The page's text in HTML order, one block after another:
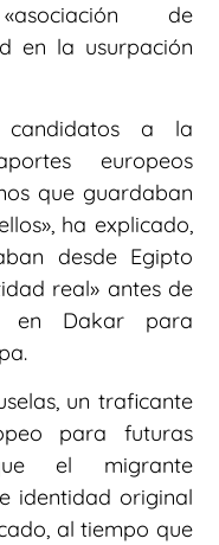
de
en la usurpación
a la
europeos
que guardaban
ha explicado,
desde Egipto
real» antes de
en Dakar para
un traficante
para futuras
el migrante
identidad original
al tiempo que